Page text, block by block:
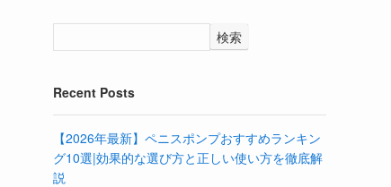
検索
Recent Posts
【2026年最新】ペニスポンプおすすめランキン
グ10選|効果的な選び方と正しい使い方を徹底解
説